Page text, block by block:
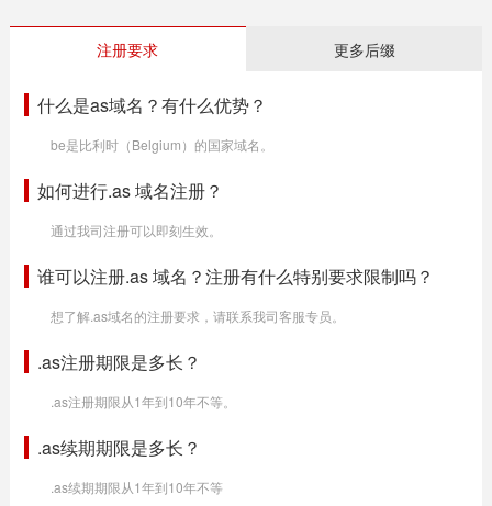
注册要求 更多后缀
什么是as域名？有什么优势？
be是比利时（Belgium）的国家域名。
如何进行.as 域名注册？
通过我司注册可以即刻生效。
谁可以注册.as 域名？注册有什么特别要求限制吗？
想了解.as域名的注册要求，请联系我司客服专员。
.as注册期限是多长？
.as注册期限从1年到10年不等。
.as续期期限是多长？
.as续期期限从1年到10年不等